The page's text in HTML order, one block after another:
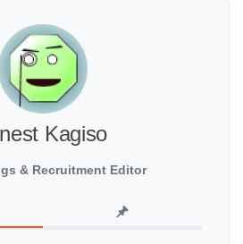
Kagiso
& Recruitment Editor